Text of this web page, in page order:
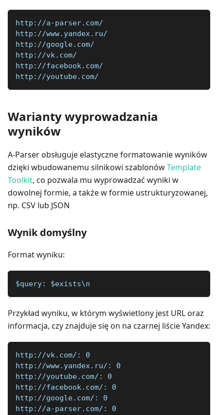
http://a-parser.com/
http://www.yandex.ru/
http://google.com/
http://vk.com/
http://facebook.com/
http://youtube.com/
Warianty wyprowadzania
wyników
A-Parser obsługuje elastyczne formatowanie wyników
dzięki wbudowanemu silnikowi szablonówTemplate
Toolkit, co pozwala mu wyprowadzać wyniki w
dowolnej formie, a także w formie ustrukturyzowanej,
np. CSV lub JSON
Wynik domyślny
Format wyniku:
$query: $exists\n
Przykład wyniku, w którym wyświetlony jest URL oraz
informacja, czy znajduje się on na czarnej liście Yandex:
http://vk.com/: 0
http://www.yandex.ru/: 0
http://youtube.com/: 0
http://facebook.com/: 0
http://google.com/: 0
http://a-parser.com/: 0